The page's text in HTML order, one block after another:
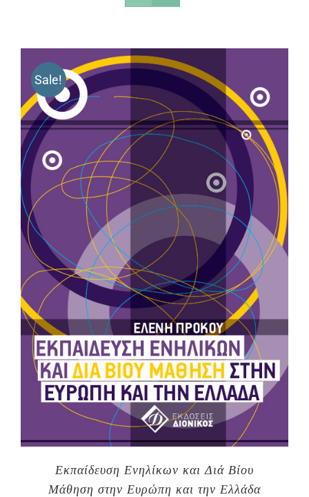
Sale!
Εκπαίδευση Ενηλίκων και Διά Βίου
Μάθηση στην Ευρώπη και την Ελλάδα